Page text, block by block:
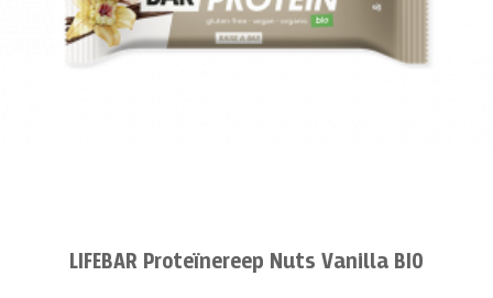
LIFEBAR Proteïnereep Nuts Vanilla BIO